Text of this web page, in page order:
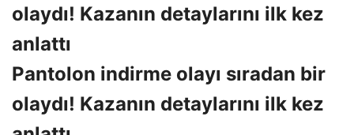
Pantolon indirme olayı sıradan bir
olaydı! Kazanın detaylarını ilk kez